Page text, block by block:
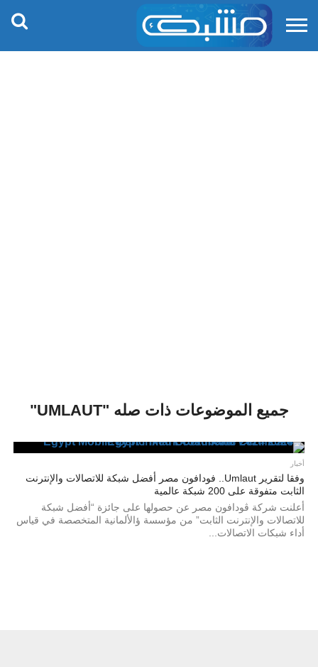
جميع الموضوعات ذات صله "UMLAUT"
أخبار
وفقا لتقرير Umlaut.. فودافون مصر أفضل شبكة للاتصالات والإنترنت
الثابت متفوقة على 200 شبكة عالمية
أعلنت شركة ڤودافون مصر عن حصولها على جائزة “أفضل شبكة
للاتصالات والإنترنت الثابت” من مؤسسة ؤالألمانية المتخصصة في قياس
أداء شبكات الاتصالات...